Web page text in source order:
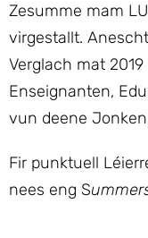
Zesumme mam
virgestallt.
Verglach mat
Enseignanten,
vun deene
Fir punktuell
nees eng S